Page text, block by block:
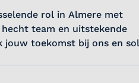
rol in Almere met
team en uitstekende
jouw toekomst bij ons en